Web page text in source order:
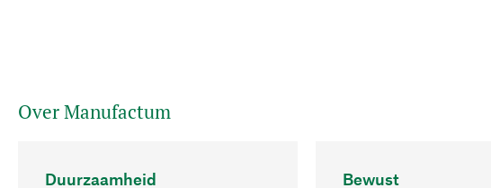
Over Manufactum
Duurzaamheid Bewust